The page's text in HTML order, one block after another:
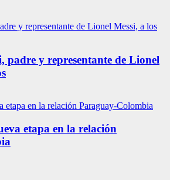
padre y representante de Lionel
etapa en la relación